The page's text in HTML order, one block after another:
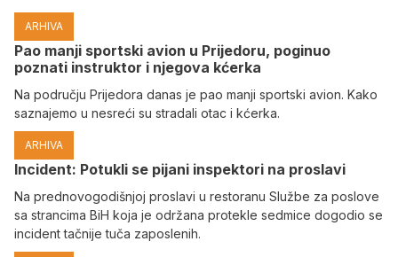
ARHIVA
Pao manji sportski avion u Prijedoru, poginuo
poznati instruktor i njegova kćerka
Na području Prijedora danas je pao manji sportski avion. Kako
saznajemo u nesreći su stradali otac i kćerka.
ARHIVA
Incident: Potukli se pijani inspektori na proslavi
Na prednovogodišnjoj proslavi u restoranu Službe za poslove
sa strancima BiH koja je održana protekle sedmice dogodio se
incident tačnije tuča zaposlenih.